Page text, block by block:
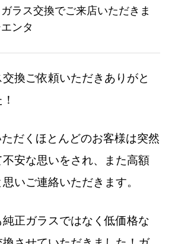
ラス交換でご来店いただきま
ンタ
換ご依頼いただきありがと
だくほとんどのお客様は突然
安な思いをされ、また高額
いご連絡いただきます。
正ガラスではなく低価格な